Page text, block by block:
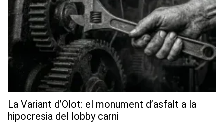
La Variant d’Olot: el monument d’asfalt a la
hipocresia del lobby carni